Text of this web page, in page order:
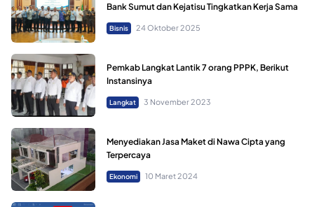
Bank Sumut dan Kejatisu Tingkatkan Kerja Sama
Bisnis 24 Oktober 2025
Pemkab Langkat Lantik 7 orang PPPK, Berikut
Instansinya
Langkat 3 November 2023
Menyediakan Jasa Maket di Nawa Cipta yang
Terpercaya
Ekonomi 10 Maret 2024